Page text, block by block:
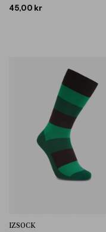
45,00 kr
IZSOCK